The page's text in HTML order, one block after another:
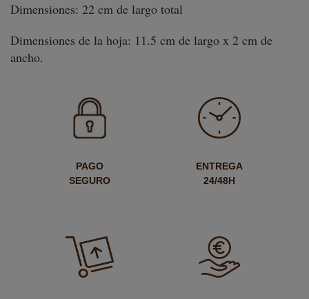
Dimensiones: 22 cm de largo total
Dimensiones de la hoja: 11.5 cm de largo x 2 cm de
ancho.
PAGO
SEGURO
ENTREGA
24/48H